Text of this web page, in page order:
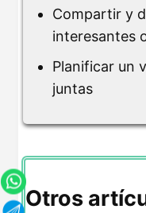
Compartir y
interesantes
Planificar un
juntas
Otros